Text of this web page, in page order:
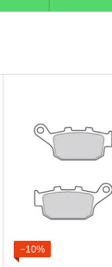
−10%